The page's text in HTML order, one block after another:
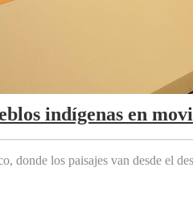
indígenas en
donde los paisajes van desde el